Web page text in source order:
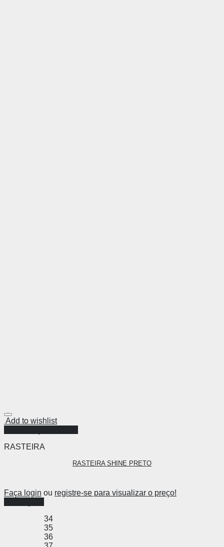
Add to wishlist
RASTEIRA
RASTEIRA SHINE PRETO
Faça login ou registre-se para visualizar o preço!
34
35
36